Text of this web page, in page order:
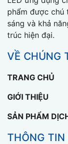
phẩm được chú
sáng và khả
trúc hiện đại.
VỀ CHÚNG
TRANG CHỦ
GIỚI THIỆU
SẢN PHẨM
THÔNG TIN